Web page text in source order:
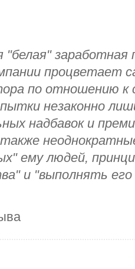
заработная
процветает
по отношению к
незаконно
надбавок и
ему людей,
и "выполнять